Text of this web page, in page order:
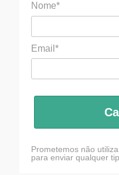
Nome*
Email*
Prometemos não
para enviar qualquer